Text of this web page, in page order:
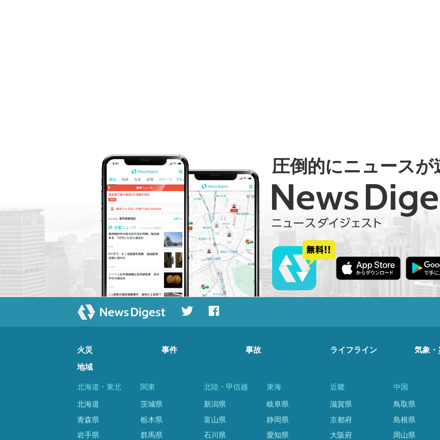
圧倒的にニュースが
火災 事件 事故 ライフライン 気象・
地域
北海道・東北
北海道
青森県
岩手県
関東
茨城県
栃木県
群馬県
北陸・甲信越
新潟県
富山県
石川県
東海
岐阜県
静岡県
愛知県
近畿
滋賀県
京都府
大阪府
中国
鳥取県
島根県
岡山県